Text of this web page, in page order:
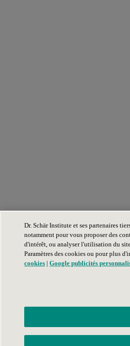
Dr. Schär Institute et ses partenaires
notamment pour vous proposer des
d'intérêt, ou analyser l'utilisation du
Paramètres des cookies ou pour plus
cookies |Google publicités